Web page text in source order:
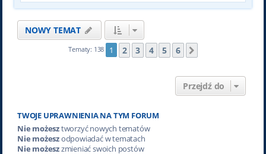
NOWY TEMAT
Tematy: 138 1 2 3 4 5 6
Przejdź do
TWOJE UPRAWNIENIA NA TYM FORUM
Nie możesztworzyć nowych tematów
Nie możeszodpowiadać w tematach
Nie możeszzmieniać swoich postów